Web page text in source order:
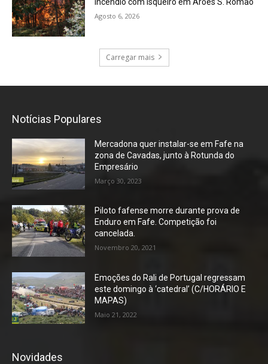
Agosto 6, 2026
Carregar mais
Notícias Populares
Mercadona quer instalar-se em Fafe na
zona de Cavadas, junto à Rotunda do
Empresário
Março 30, 2023
Piloto fafense morre durante prova de
Enduro em Fafe. Competição foi
cancelada.
Novembro 20, 2021
Emoções do Rali de Portugal regressam
este domingo à ‘catedral’ (C/HORÁRIO E
MAPAS)
Maio 21, 2022
Novidades